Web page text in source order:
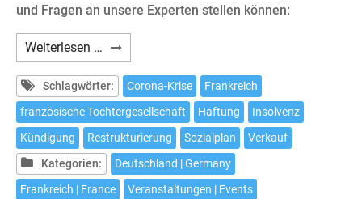
und Fragen an unsere Experten stellen können:
Weiterlesen … Webinar:
Die
französische
Tochtergesellschaft
in
der
Krise
Schlagwörter: Corona-Krise
Frankreich
französische Tochtergesellschaft
Haftung
Insolvenz
Kündigung
Restrukturierung Sozialplan
Verkauf
Kategorien:
Deutschland | Germany
Frankreich | France
Veranstaltungen | Events